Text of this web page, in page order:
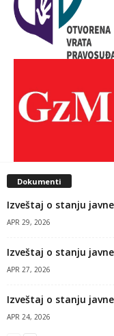
Dokumenti
Izveštaj o stanju
APR 29, 2026
Izveštaj o stanju
APR 27, 2026
Izveštaj o stanju
APR 24, 2026